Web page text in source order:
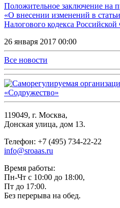
Положительное заключение на
«О внесении изменений в
Налогового кодекса
26 января 2017 00:00
Все новости
119049, г. Москва,
Донская улица, дом 13.
Телефон: +7 (495) 734-22-22
info@sroaas.ru
Время работы:
Пн-Чт с 10:00 до 18:00,
Пт до 17:00.
Без перерыва на обед.